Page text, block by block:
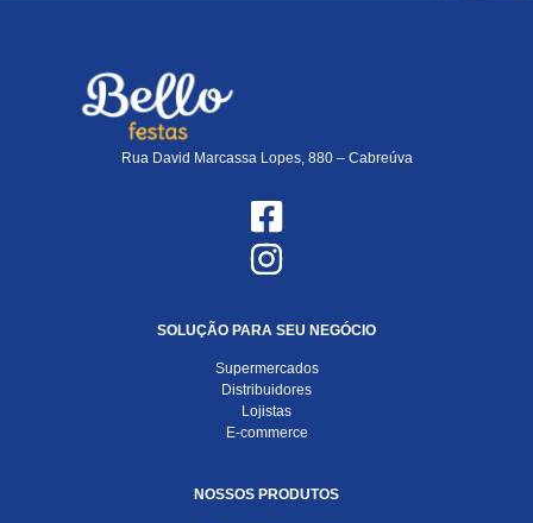
Rua David Marcassa Lopes, 880 – Cabreúva
SOLUÇÃO PARA SEU NEGÓCIO
Supermercados
Distribuidores
Lojistas
E-commerce
NOSSOS PRODUTOS